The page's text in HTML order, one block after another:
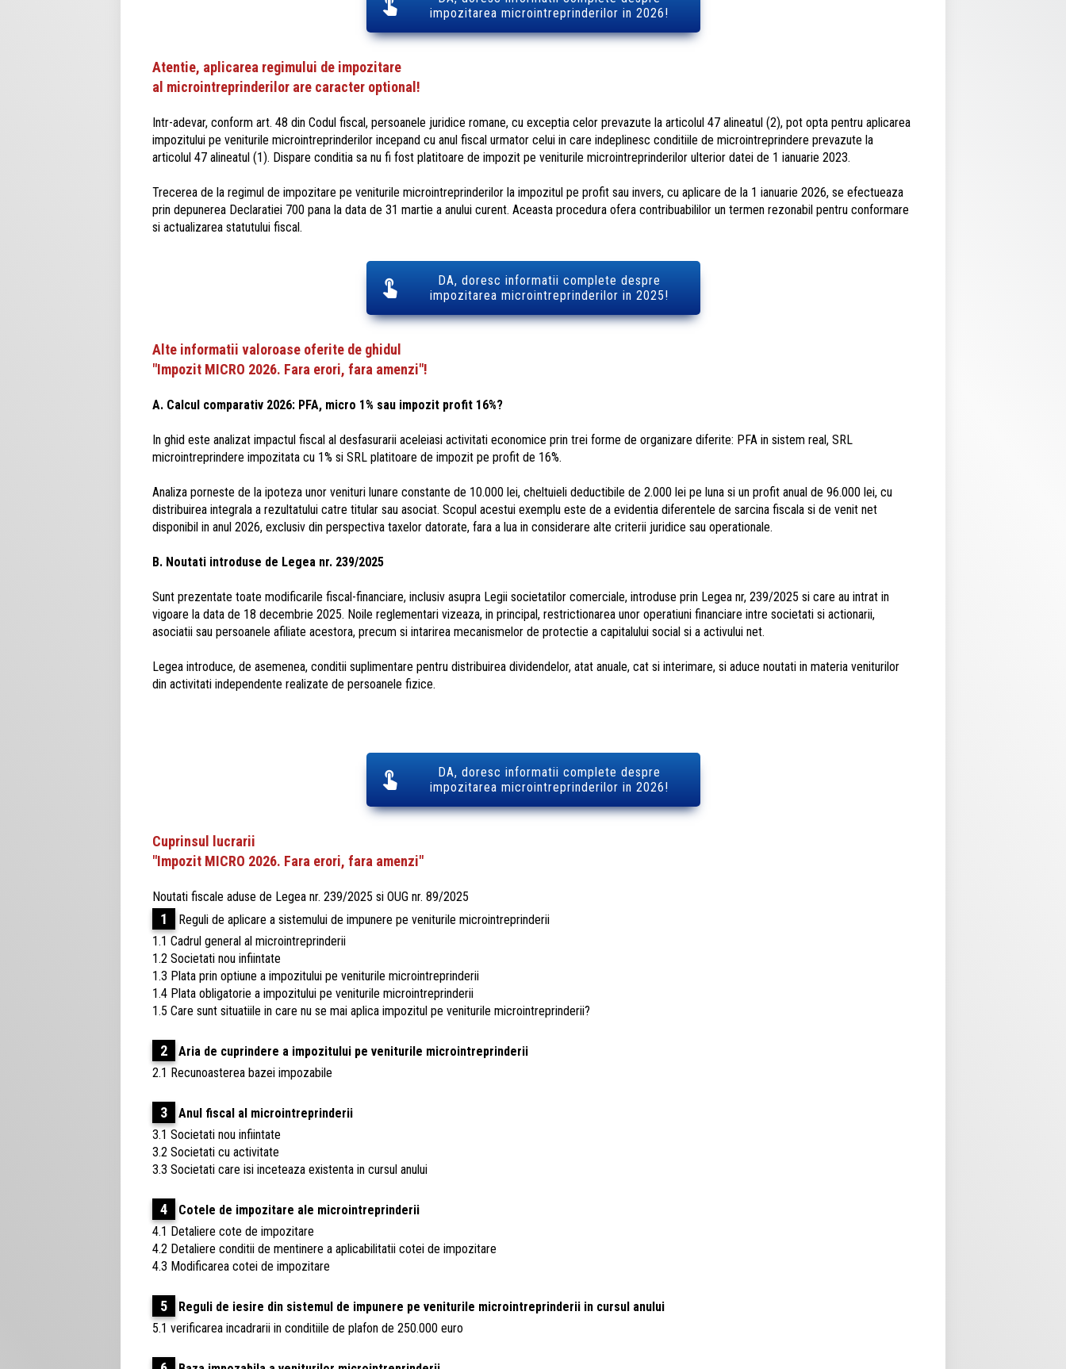
impozitarea microintreprinderilor in 2026!
Atentie, aplicarea regimului de impozitare
al microintreprinderilor are caracter optional!
Intr-adevar, conform art. 48 din Codul fiscal, persoanele juridice romane, cu exceptia celor prevazute la articolul 47 alineatul (2), pot opta pentru aplicarea
impozitului pe veniturile microintreprinderilor incepand cu anul fiscal urmator celui in care indeplinesc conditiile de microintreprindere prevazute la
articolul 47 alineatul (1). Dispare conditia sa nu fi fost platitoare de impozit pe veniturile microintreprinderilor ulterior datei de 1 ianuarie 2023.
Trecerea de la regimul de impozitare pe veniturile microintreprinderilor la impozitul pe profit sau invers, cu aplicare de la 1 ianuarie 2026, se efectueaza
prin depunerea Declaratiei 700 pana la data de 31 martie a anului curent. Aceasta procedura ofera contribuabililor un termen rezonabil pentru conformare
si actualizarea statutului fiscal.
DA, doresc informatii complete despre
impozitarea microintreprinderilor in 2025!
Alte informatii valoroase oferite de ghidul
"Impozit MICRO 2026. Fara erori, fara amenzi"!
A. Calcul comparativ 2026: PFA, micro 1% sau impozit profit 16%?
In ghid este analizat impactul fiscal al desfasurarii aceleiasi activitati economice prin trei forme de organizare diferite: PFA in sistem real, SRL
microintreprindere impozitata cu 1% si SRL platitoare de impozit pe profit de 16%.
Analiza porneste de la ipoteza unor venituri lunare constante de 10.000 lei, cheltuieli deductibile de 2.000 lei pe luna si un profit anual de 96.000 lei, cu
distribuirea integrala a rezultatului catre titular sau asociat. Scopul acestui exemplu este de a evidentia diferentele de sarcina fiscala si de venit net
disponibil in anul 2026, exclusiv din perspectiva taxelor datorate, fara a lua in considerare alte criterii juridice sau operationale.
B. Noutati introduse de Legea nr. 239/2025
Sunt prezentate toate modificarile fiscal-financiare, inclusiv asupra Legii societatilor comerciale, introduse prin Legea nr, 239/2025 si care au intrat in
vigoare la data de 18 decembrie 2025. Noile reglementari vizeaza, in principal, restrictionarea unor operatiuni financiare intre societati si actionarii,
asociatii sau persoanele afiliate acestora, precum si intarirea mecanismelor de protectie a capitalului social si a activului net.
Legea introduce, de asemenea, conditii suplimentare pentru distribuirea dividendelor, atat anuale, cat si interimare, si aduce noutati in materia veniturilor
din activitati independente realizate de persoanele fizice.
DA, doresc informatii complete despre
impozitarea microintreprinderilor in 2026!
Cuprinsul lucrarii
"Impozit MICRO 2026. Fara erori, fara amenzi"
Noutati fiscale aduse de Legea nr. 239/2025 si OUG nr. 89/2025
1
Reguli de aplicare a sistemului de impunere pe veniturile microintreprinderii
1.1 Cadrul general al microintreprinderii
1.2 Societati nou infiintate
1.3 Plata prin optiune a impozitului pe veniturile microintreprinderii
1.4 Plata obligatorie a impozitului pe veniturile microintreprinderii
1.5 Care sunt situatiile in care nu se mai aplica impozitul pe veniturile microintreprinderii?
2
Aria de cuprindere a impozitului pe veniturile microintreprinderii
2.1 Recunoasterea bazei impozabile
3
Anul fiscal al microintreprinderii
3.1 Societati nou infiintate
3.2 Societati cu activitate
3.3 Societati care isi inceteaza existenta in cursul anului
4
Cotele de impozitare ale microintreprinderii
4.1 Detaliere cote de impozitare
4.2 Detaliere conditii de mentinere a aplicabilitatii cotei de impozitare
4.3 Modificarea cotei de impozitare
5
Reguli de iesire din sistemul de impunere pe veniturile microintreprinderii in cursul anului
5.1 verificarea incadrarii in conditiile de plafon de 250.000 euro